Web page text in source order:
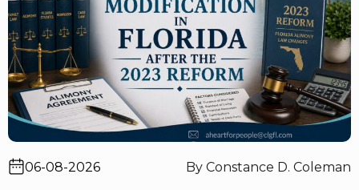
06-08-2026 By Constance D. Coleman